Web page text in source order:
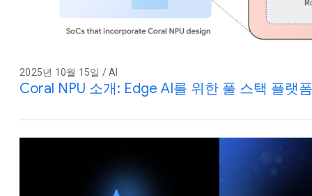
2025년 10월 15일 / AI
Coral NPU 소개: Edge AI를 위한 풀 스택 플랫폼